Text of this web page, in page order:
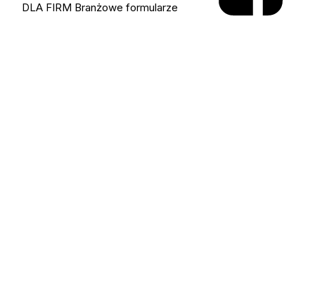
DLA FIRM Branżowe formularze